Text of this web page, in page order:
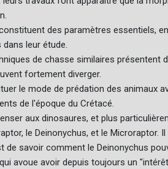
des paramètres essentiels,
leur étude.
de chasse similaires présentent
fortement diverger.
le mode de prédation des animaux
de l'époque du Crétacé.
aux dinosaures, et plus
le Deinonychus, et le Microraptor. Il
savoir comment le Deinonychus
avoue avoir depuis toujours un